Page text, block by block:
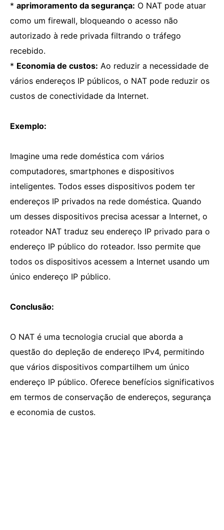
* aprimoramento da segurança: O NAT pode atuar
como um firewall, bloqueando o acesso não
autorizado à rede privada filtrando o tráfego
recebido.
* Economia de custos: Ao reduzir a necessidade de
vários endereços IP públicos, o NAT pode reduzir os
custos de conectividade da Internet.
Exemplo:
Imagine uma rede doméstica com vários
computadores, smartphones e dispositivos
inteligentes. Todos esses dispositivos podem ter
endereços IP privados na rede doméstica. Quando
um desses dispositivos precisa acessar a Internet, o
roteador NAT traduz seu endereço IP privado para o
endereço IP público do roteador. Isso permite que
todos os dispositivos acessem a Internet usando um
único endereço IP público.
Conclusão:
O NAT é uma tecnologia crucial que aborda a
questão do depleção de endereço IPv4, permitindo
que vários dispositivos compartilhem um único
endereço IP público. Oferece benefícios significativos
em termos de conservação de endereços, segurança
e economia de custos.